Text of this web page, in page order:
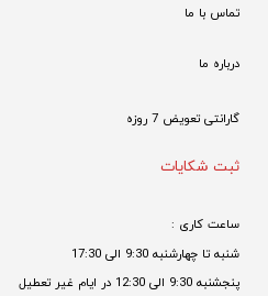
تماس با ما
درباره ما
گارانتی تعویض 7 روزه
ثبت شکایات
ساعت کاری :
شنبه تا چهارشنبه 9:30 الی 17:30
پنجشنبه 9:30 الی 12:30 در ایام غیر تعطیل